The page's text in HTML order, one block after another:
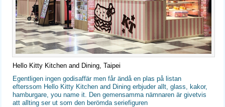
Hello Kitty Kitchen and Dining, Taipei
Egentligen ingen godisaffär men får ändå en plas på listan
efterssom Hello Kitty Kitchen and Dining erbjuder allt, glass, kakor,
hamburgare, you name it. Den gemensamma nämnaren är givetvis
att allting ser ut som den berömda seriefiguren